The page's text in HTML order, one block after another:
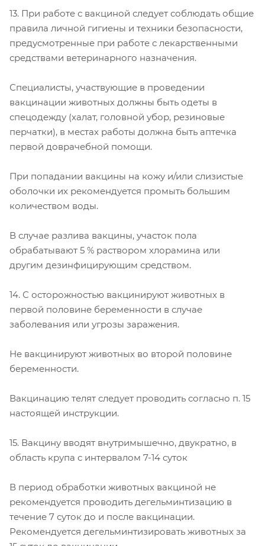
13. При работе с вакциной следует соблюдать общие
правила личной гигиены и техники безопасности,
предусмотренные при работе с лекарственными
средствами ветеринарного назначения.
Специалисты, участвующие в проведении
вакцинации животных должны быть одеты в
спецодежду (халат, головной убор, резиновые
перчатки), в местах работы должна быть аптечка
первой доврачебной помощи.
При попадании вакцины на кожу и/или слизистые
оболочки их рекомендуется промыть большим
количеством воды.
В случае разлива вакцины, участок пола
обрабатывают 5 % раствором хлорамина или
другим дезинфицирующим средством.
14. С осторожностью вакцинируют животных в
первой половине беременности в случае
заболевания или угрозы заражения.
Не вакцинируют животных во второй половине
беременности.
Вакцинацию телят следует проводить согласно п. 15
настоящей инструкции.
15. Вакцину вводят внутримышечно, двукратно, в
область крупа с интервалом 7-14 суток
В период обработки животных вакциной не
рекомендуется проводить дегельминтизацию в
течение 7 суток до и после вакцинации.
Рекомендуется дегельминтизировать животных за